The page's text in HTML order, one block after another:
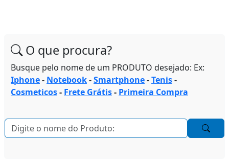
O que procura?
Busque pelo nome de um PRODUTO desejado: Ex:
Iphone- Notebook-Smartphone-Tenis-
Cosmeticos- Frete Grátis- Primeira Compra